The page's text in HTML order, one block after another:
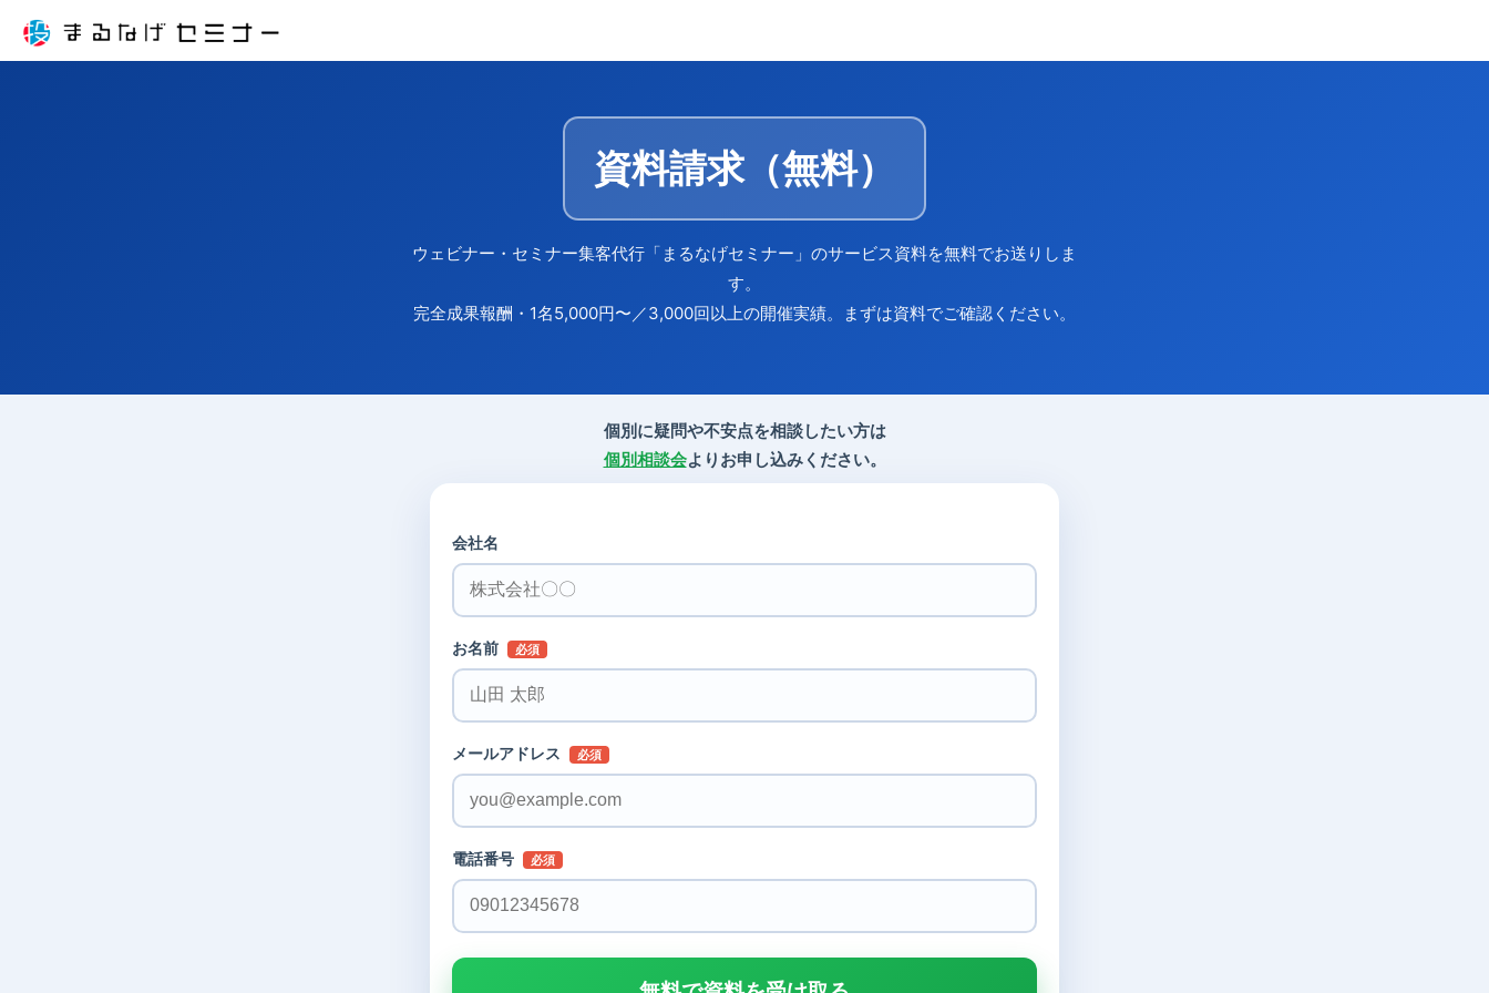
資料請求（無料）
ウェビナー・セミナー集客代行「まるなげセミナー」のサービス資料を無料でお送りしま
す。
完全成果報酬・1名5,000円〜／3,000回以上の開催実績。まずは資料でご確認ください。
個別に疑問や不安点を相談したい方は
個別相談会よりお申し込みください。
会社名
お名前 必須
メールアドレス 必須
電話番号 必須